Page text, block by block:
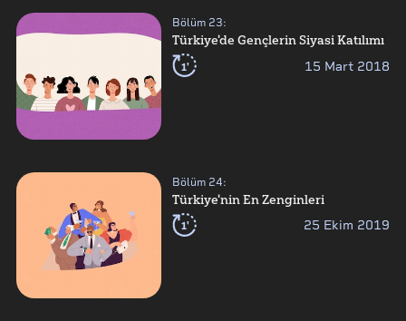
Bölüm 23:
Türkiye'de Gençlerin Siyasi Katılımı
1' 15 Mart 2018
Bölüm 24:
Türkiye'nin En Zenginleri
1' 25 Ekim 2019